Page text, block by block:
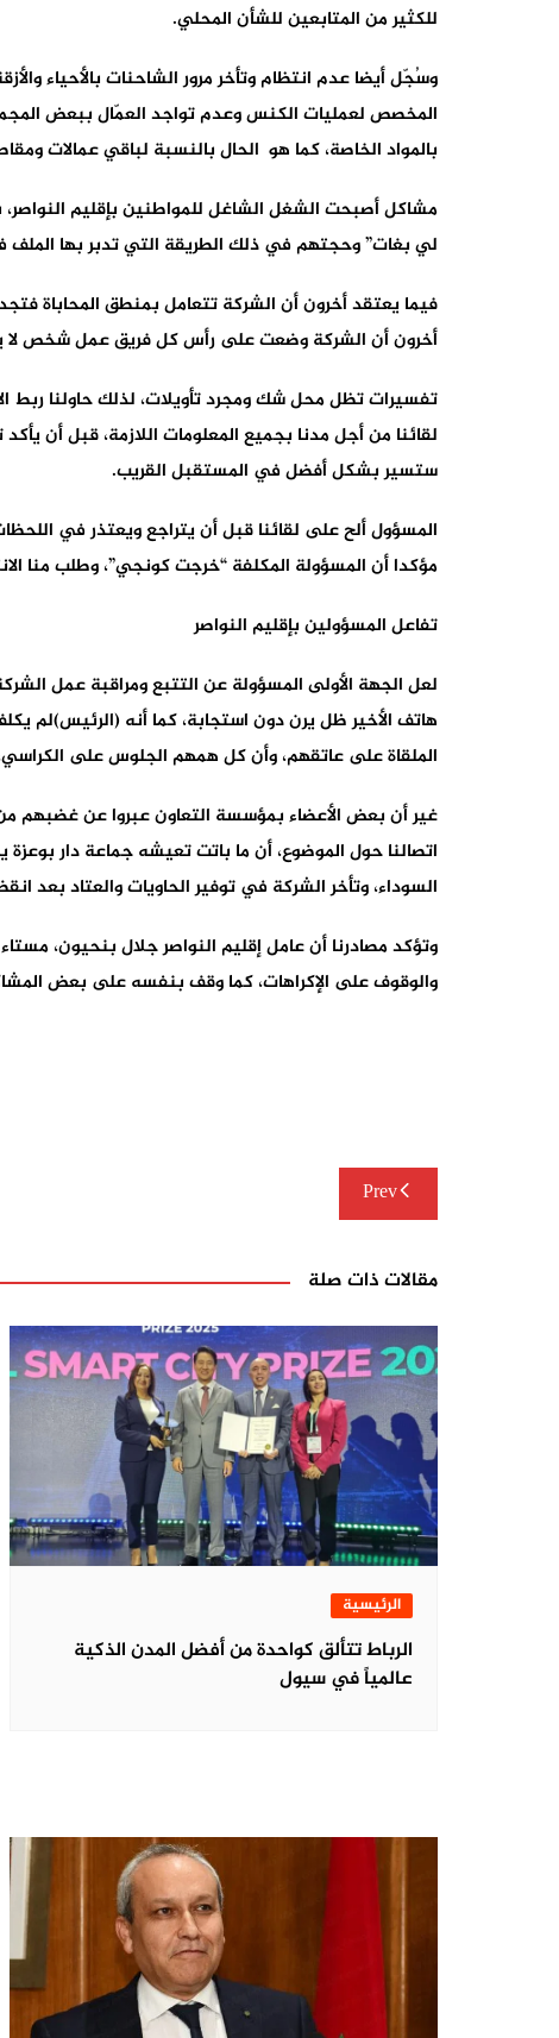
للكثير من المتابعين للشأن المحلي.
وسُجّل أيضا عدم انتظام وتأخر مرور الشاحنات بالأحياء
المخصص لعمليات الكنس وعدم تواجد العمّال ببعض
بالمواد الخاصة، كما هو الحال بالنسبة لباقي عمالات
مشاكل أصبحت الشغل الشاغل للمواطنين بإقليم النواصر،
لي بغات” وحجتهم في ذلك الطريقة التي تدبر بها الملف
فيما يعتقد أخرون أن الشركة تتعامل بمنطق المحاباة
أخرون أن الشركة وضعت على رأس كل فريق عمل شخص
لقائنا من أجل مدنا بجميع المعلومات اللازمة، قبل أن
ستسير بشكل أفضل في المستقبل القريب.
المسؤول ألح على لقائنا قبل أن يتراجع ويعتذر في
مؤكدا أن المسؤولة المكلفة “خرجت كونجي”، وطلب منا
تفاعل المسؤولين بإقليم النواصر
لعل الجهة الأولى المسؤولة عن التتبع ومراقبة عمل
هاتف الأخير ظل يرن دون استجابة، كما أنه (الرئيس)لم
الملقاة على عاتقهم، وأن كل همهم الجلوس على الكراسي،
غير أن بعض الأعضاء بمؤسسة التعاون عبروا عن غضبهم
اتصالنا حول الموضوع، أن ما باتت تعيشه جماعة دار
السوداء، وتأخر الشركة في توفير الحاويات والعتاد بعد
وتؤكد مصادرنا أن عامل إقليم النواصر جلال بنحيون،
والوقوف على الإكراهات، كما وقف بنفسه على بعض
تصفّحPrev
مقالات ذات صلة
الرئيسية
الرباط تتألق كواحدة من أفضل المدن الذكية
عالمياً في سيول